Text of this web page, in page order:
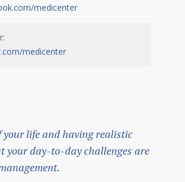
medicenter
medicenter
your life and having realistic
your day-to-day challenges are